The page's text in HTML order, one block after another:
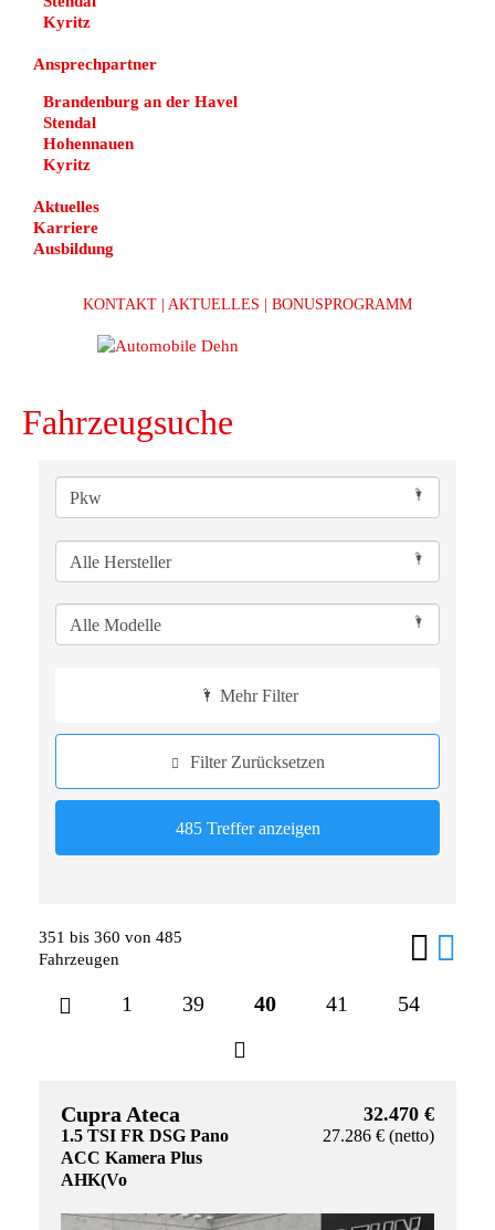
Kyritz
Ansprechpartner
Brandenburg an der Havel
Stendal
Hohennauen
Kyritz
Aktuelles
Karriere
Ausbildung
KONTAKT | AKTUELLES | BONUSPROGRAMM
Fahrzeugsuche
Mehr Filter
Filter Zurücksetzen
351 bis 360 von 485
Fahrzeugen
1 39 40 41 54
Cupra Ateca
1.5 TSI FR DSG Pano
ACC Kamera Plus
AHK(Vo
32.470 €
27.286 € (netto)